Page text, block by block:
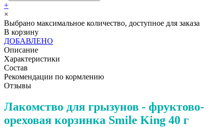
+
×
Выбрано максимальное количество, доступное для заказа
В корзину
ДОБАВЛЕНО
Описание
Характеристики
Состав
Рекомендации по кормлению
Отзывы
Лакомство для грызунов - фруктово-
ореховая корзинка Smile King 40 г